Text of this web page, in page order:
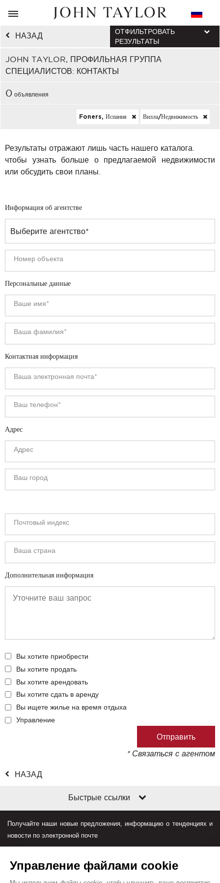
НАЗАД
JOHN TAYLOR, ПРОФИЛЬНАЯ ГРУППА
СПЕЦИАЛИСТОВ: КОНТАКТЫ
ОТФИЛЬТРОВАТЬ
РЕЗУЛЬТАТЫ
0 объявления
Foners, Испания Вилла/недвижимость
Результаты отражают лишь часть нашего каталога.
чтобы узнать больше о предлагаемой недвижимости
или обсудить свои планы.
Информация об агентстве
Персональные данные
Контактная информация
Адрес
Дополнительная информация
Вы хотите приобрести
Вы хотите продать
Вы хотите арендовать
Вы хотите сдать в аренду
Вы ищете жилье на время отдыха
Управление
* Связаться с агентом
НАЗАД
Быстрые ссылки
Получайте наши новые предложения, информацию о тенденциях и
новости по электронной почте
Управление файлами cookie